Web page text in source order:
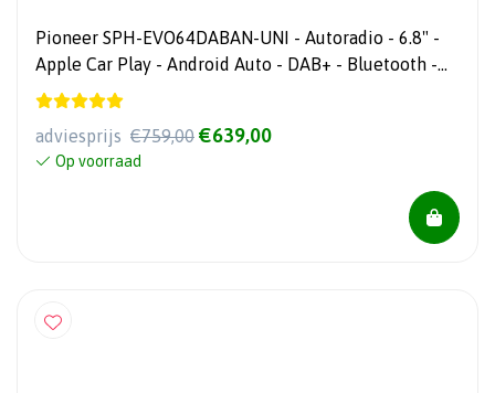
Pioneer SPH-EVO64DABAN-UNI - Autoradio - 6.8" -
Apple Car Play - Android Auto - DAB+ - Bluetooth -
USB
adviesprijs €759,00 €639,00
Op voorraad